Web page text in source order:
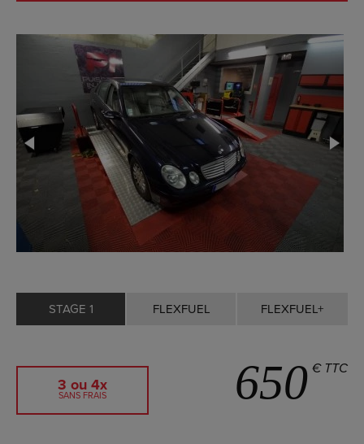
STAGE 1 FLEXFUEL FLEXFUEL+
3 ou 4x
SANS FRAIS 650 € TTC